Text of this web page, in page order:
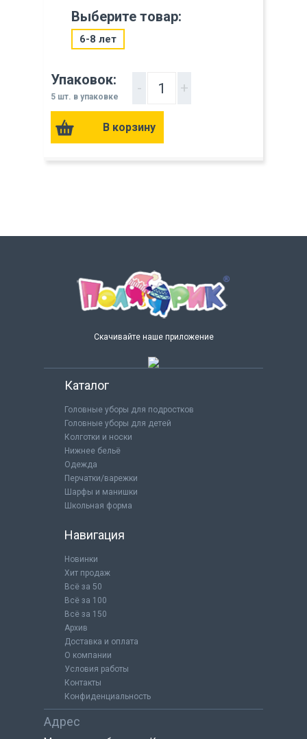
Выберите товар:
6-8 лет
Упаковок:
5 шт. в упаковке
- +
Скачивайте наше приложение
Каталог
Головные уборы для подростков
Головные уборы для детей
Колготки и носки
Нижнее бельё
Одежда
Перчатки/варежки
Шарфы и манишки
Школьная форма
Навигация
Новинки
Хит продаж
Всё за 50
Всё за 100
Всё за 150
Архив
Доставка и оплата
О компании
Условия работы
Контакты
Конфиденциальность
Адрес